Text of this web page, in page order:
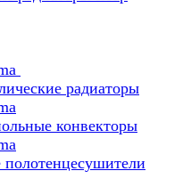
радиаторы
конвекторы